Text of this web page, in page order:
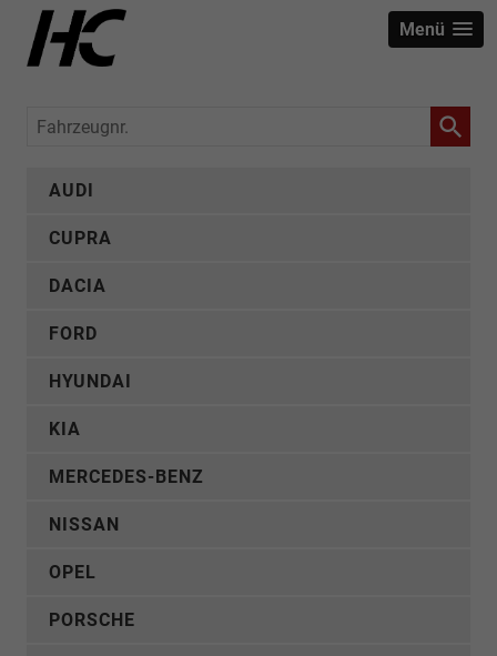
Menü
Fahrzeugnr.
AUDI
CUPRA
DACIA
FORD
HYUNDAI
KIA
MERCEDES-BENZ
NISSAN
OPEL
PORSCHE